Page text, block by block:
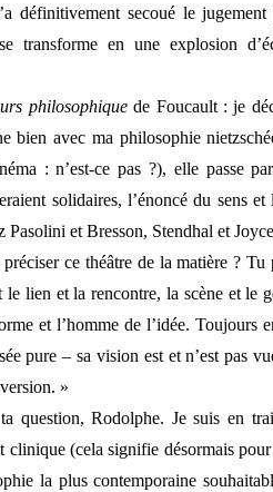
définitivement secoué le
transforme en une explosion
philosophiquede Foucault : je
bien avec ma philosophie
: n’est-ce pas ?), elle passe
solidaires, l’énoncé du sens
Pasolini et Bresson, Stendhal et
ce théâtre de la matière ? Tu
lien et la rencontre, la scène et le
et l’homme de l’idée. Toujours
pure – sa vision est et n’est pas
»
question, Rodolphe. Je suis en
clinique (cela signifie désormais
la plus contemporaine